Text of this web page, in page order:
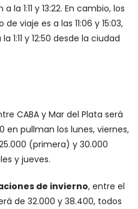
la 1:11 y 13:22. En cambio, los
viaje es a las 11:06 y 15:03,
1:11 y 12:50 desde la ciudad
CABA y Mar del Plata será
en pullman los lunes, viernes,
(primera) y 30.000
y jueves.
de invierno, entre el
de 32.000 y 38.400, todos